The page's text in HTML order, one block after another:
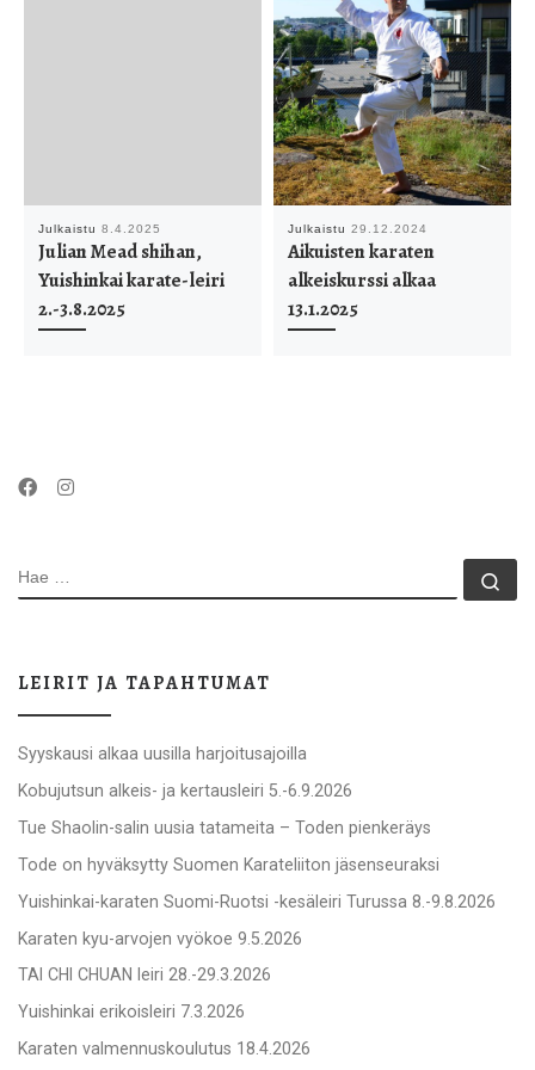
Julkaistu 8.4.2025
Julian Mead shihan,
Yuishinkai karate-leiri
2.-3.8.2025
Julkaistu 29.12.2024
Aikuisten karaten
alkeiskurssi alkaa
13.1.2025
HAE
LEIRIT JA TAPAHTUMAT
Syyskausi alkaa uusilla harjoitusajoilla
Kobujutsun alkeis- ja kertausleiri 5.-6.9.2026
Tue Shaolin-salin uusia tatameita – Toden pienkeräys
Tode on hyväksytty Suomen Karateliiton jäsenseuraksi
Yuishinkai-karaten Suomi-Ruotsi -kesäleiri Turussa 8.-9.8.2026
Karaten kyu-arvojen vyökoe 9.5.2026
TAI CHI CHUAN leiri 28.-29.3.2026
Yuishinkai erikoisleiri 7.3.2026
Karaten valmennuskoulutus 18.4.2026